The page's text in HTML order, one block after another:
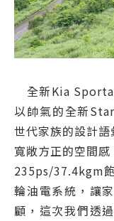
全新Kia
以帥氣的全新
世代家族的設計語
寬敞方正的空間
235ps/37.4kgm
輪油電系統，讓
顧，這次我們透